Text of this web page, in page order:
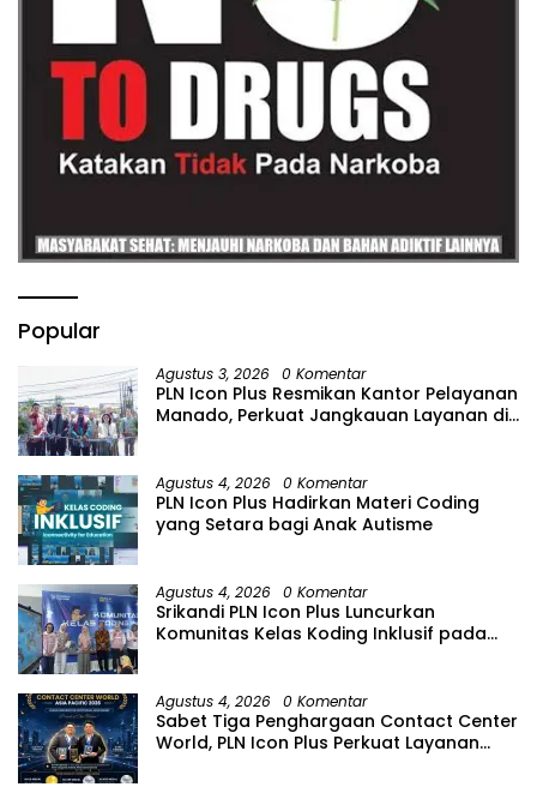
Popular
Agustus 3, 2026 0 Komentar
PLN Icon Plus Resmikan Kantor Pelayanan
Manado, Perkuat Jangkauan Layanan di
Agustus 4, 2026 0 Komentar
PLN Icon Plus Hadirkan Materi Coding
yang Setara bagi Anak Autisme
Agustus 4, 2026 0 Komentar
Srikandi PLN Icon Plus Luncurkan
Komunitas Kelas Koding Inklusif pada
Agustus 4, 2026 0 Komentar
Sabet Tiga Penghargaan Contact Center
World, PLN Icon Plus Perkuat Layanan